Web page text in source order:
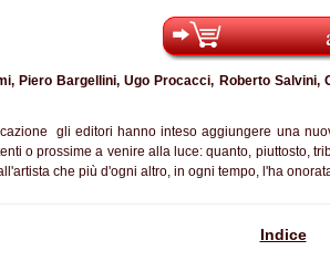
Piero Bargellini, Ugo Procacci, Roberto Salvini,
gli editori hanno inteso aggiungere una
o prossime a venire alla luce: quanto, piuttosto,
che più d'ogni altro, in ogni tempo, l'ha
Indice